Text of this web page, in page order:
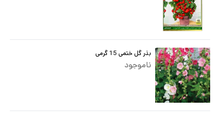
بذر گل ختمی 15 گرمی
ناموجود